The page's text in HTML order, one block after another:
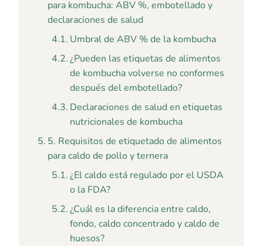
para kombucha: ABV %, embotellado y
declaraciones de salud
Umbral de ABV % de la kombucha
¿Pueden las etiquetas de alimentos
de kombucha volverse no conformes
después del embotellado?
Declaraciones de salud en etiquetas
nutricionales de kombucha
5. Requisitos de etiquetado de alimentos
para caldo de pollo y ternera
¿El caldo está regulado por el USDA
o la FDA?
¿Cuál es la diferencia entre caldo,
fondo, caldo concentrado y caldo de
huesos?